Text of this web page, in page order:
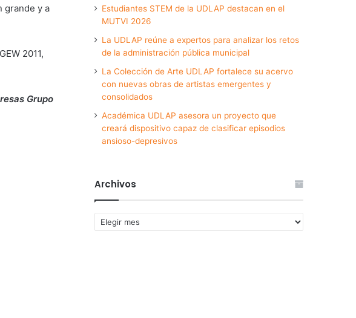
grande y a
2011,
Grupo
Estudiantes STEM de la UDLAP destacan en el
MUTVI 2026
La UDLAP reúne a expertos para analizar los retos
de la administración pública municipal
La Colección de Arte UDLAP fortalece su acervo
con nuevas obras de artistas emergentes y
consolidados
Académica UDLAP asesora un proyecto que
creará dispositivo capaz de clasificar episodios
ansioso-depresivos
Archivos
Archivos